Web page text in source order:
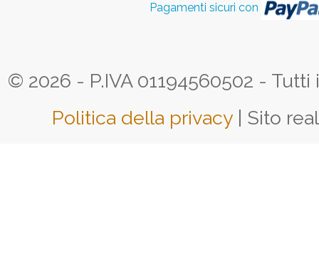
Pagamenti sicuri con
© 2026 - P.IVA 01194560502 -
Politica della privacy | Sito